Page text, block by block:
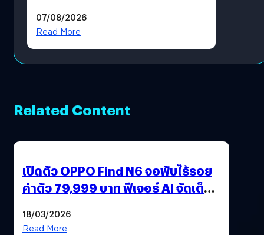
07/08/2026
Read More
Related Content
เปิดตัว OPPO Find N6 จอพับไร้รอย
ค่าตัว 79,999 บาท ฟีเจอร์ AI จัดเต็ม
18/03/2026
Read More